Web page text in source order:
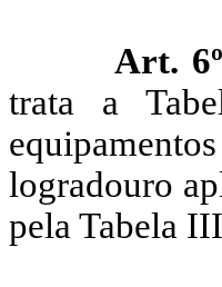
Art. 6º
trata a
logradouro
pela Tabela